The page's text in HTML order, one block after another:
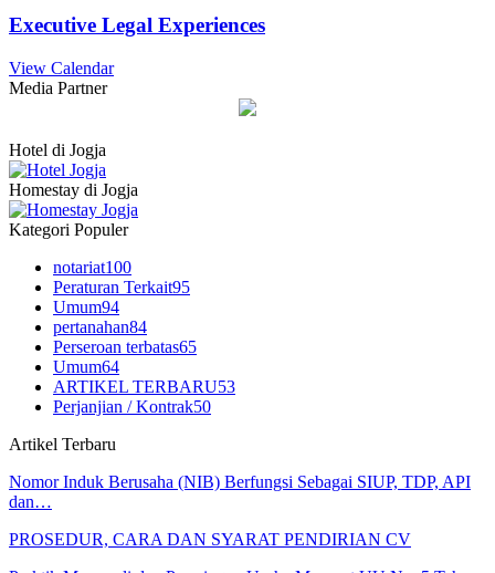
Executive Legal Experiences
View Calendar
Media Partner
Hotel di Jogja
Homestay di Jogja
Kategori Populer
notariat100
Peraturan Terkait95
Umum94
pertanahan84
Perseroan terbatas65
Umum64
ARTIKEL TERBARU53
Perjanjian / Kontrak50
Artikel Terbaru
Nomor Induk Berusaha (NIB) Berfungsi Sebagai SIUP, TDP, API
dan…
PROSEDUR, CARA DAN SYARAT PENDIRIAN CV